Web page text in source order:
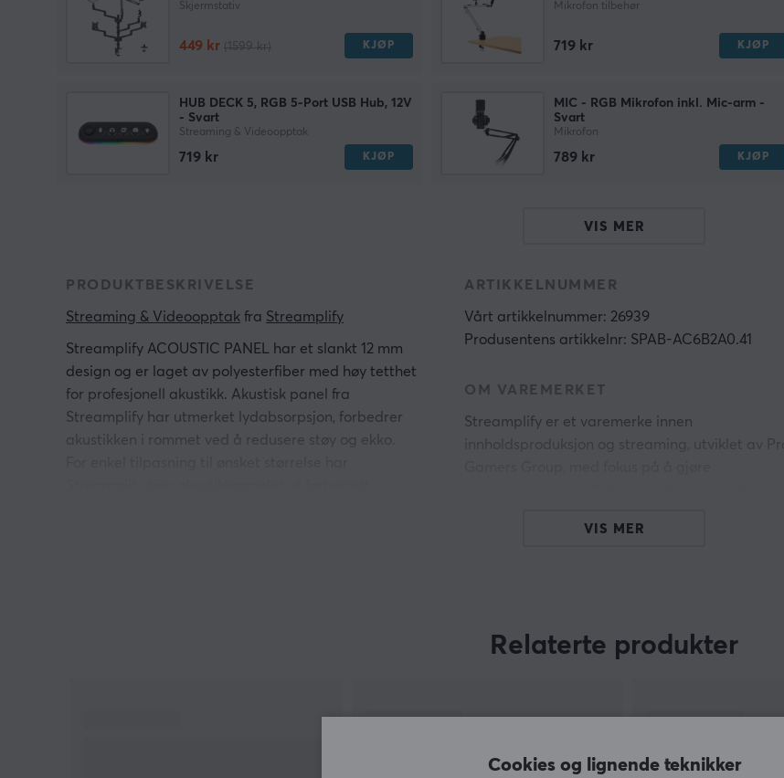
Skjermstativ
449 kr KJØP
Mikrofon tilbehør
719 kr KJØP
HUB DECK 5, RGB 5-Port USB Hub, 12V
- Svart
Streaming & Videoopptak
719 kr KJØP
MIC - RGB Mikrofon inkl. Mic-arm -
Svart
Mikrofon
789 kr KJØP
VIS MER
PRODUKTBESKRIVELSE
Streaming & Videoopptak fra Streamplify
Streamplify ACOUSTIC PANEL har et slankt 12 mm
design og er laget av polyesterfiber med høy tetthet
for profesjonell akustikk. Akustisk panel fra
Streamplify har utmerket lydabsorpsjon, forbedrer
akustikken i rommet ved å redusere støy og ekko.
ARTIKKELNUMMER
Vårt artikkelnummer: 26939
Produsentens artikkelnr: SPAB-AC6B2A0.41
OM VAREMERKET
Streamplify er et varemerke innen
innholdsproduksjon og streaming, utviklet av Pro
merket for å senke terskelen for nye skapere
mikrofoner, ringlys og green screens – utviklet
for å levere stabil ytelse til konkurransedyktige
VIS MER
Relaterte produkter
Cookies og lignende teknikker